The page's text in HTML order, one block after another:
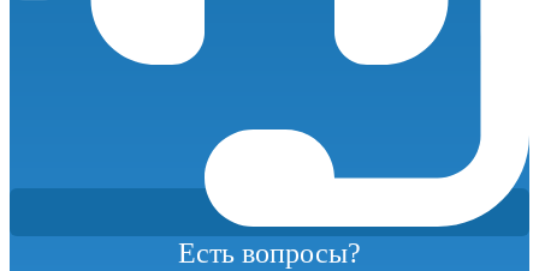
Есть вопросы?